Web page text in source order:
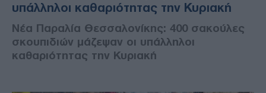
υπάλληλοι καθαριότητας την Κυριακή
Νέα Παραλία Θεσσαλονίκης: 400 σακούλες
σκουπιδιών μάζεψαν οι υπάλληλοι
καθαριότητας την Κυριακή